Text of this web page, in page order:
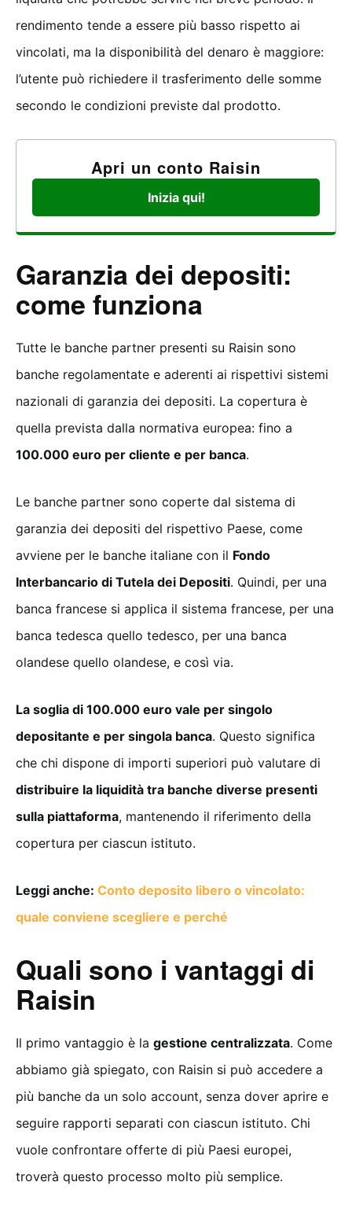
rendimento tende a essere più basso rispetto ai
vincolati, ma la disponibilità del denaro è maggiore:
l’utente può richiedere il trasferimento delle somme
secondo le condizioni previste dal prodotto.
Apri un conto Raisin
Inizia qui!
Garanzia dei depositi:
come funziona
Tutte le banche partner presenti su Raisin sono
banche regolamentate e aderenti ai rispettivi sistemi
nazionali di garanzia dei depositi. La copertura è
quella prevista dalla normativa europea: fino a
100.000 euro per cliente e per banca.
Le banche partner sono coperte dal sistema di
garanzia dei depositi del rispettivo Paese, come
avviene per le banche italiane con il Fondo
Interbancario di Tutela dei Depositi. Quindi, per una
banca francese si applica il sistema francese, per una
banca tedesca quello tedesco, per una banca
olandese quello olandese, e così via.
La soglia di 100.000 euro vale per singolo
depositante e per singola banca. Questo significa
che chi dispone di importi superiori può valutare di
distribuire la liquidità tra banche diverse presenti
sulla piattaforma, mantenendo il riferimento della
copertura per ciascun istituto.
Leggi anche: Conto deposito libero o vincolato:
quale conviene scegliere e perché
Quali sono i vantaggi di
Raisin
Il primo vantaggio è la gestione centralizzata. Come
abbiamo già spiegato, con Raisin si può accedere a
più banche da un solo account, senza dover aprire e
seguire rapporti separati con ciascun istituto. Chi
vuole confrontare offerte di più Paesi europei,
troverà questo processo molto più semplice.